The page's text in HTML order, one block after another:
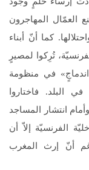
العمّال المهاجرون
كما أنّ أبناء
تُرِكوا لمصيرٍ
في منظومة
البلد. فاختاروا
انتشار المساجد
الفرنسيّة إلاّ أن
أنّ إرث المغرب